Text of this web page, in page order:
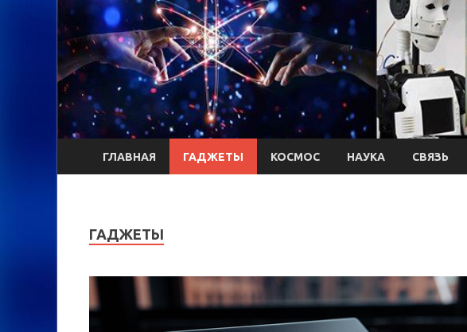
ГЛАВНАЯ ГАДЖЕТЫ КОСМОС НАУКА СВЯЗЬ
ГАДЖЕТЫ